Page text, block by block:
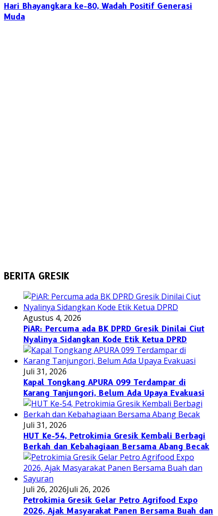
Hari Bhayangkara ke-80, Wadah Positif Generasi
Muda
BERITA GRESIK
Agustus 4, 2026
PiAR: Percuma ada BK DPRD Gresik Dinilai Ciut
Nyalinya Sidangkan Kode Etik Ketua DPRD
Juli 31, 2026
Kapal Tongkang APURA 099 Terdampar di
Karang Tanjungori, Belum Ada Upaya Evakuasi
Juli 31, 2026
HUT Ke-54, Petrokimia Gresik Kembali Berbagi
Berkah dan Kebahagiaan Bersama Abang Becak
Juli 26, 2026Juli 26, 2026
Petrokimia Gresik Gelar Petro Agrifood Expo
2026, Ajak Masyarakat Panen Bersama Buah dan